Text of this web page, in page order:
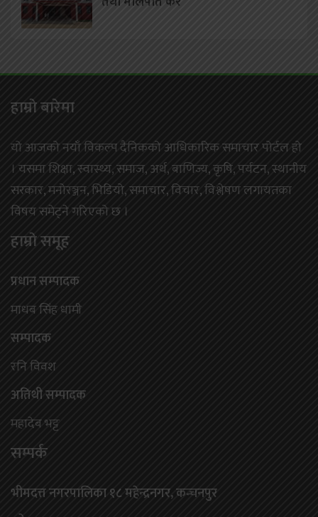
हाम्राे बारेमा
यो आजको नयाँ विकल्प दैनिकको आधिकारिक समाचार पोर्टल हो
। यसमा शिक्षा, स्वास्थ्य, समाज, अर्थ, बाणिज्य, कृषि, पर्यटन, स्थानीय
सरकार, मनोरञ्जन, भिडियो, समाचार, विचार, विश्लेषण लगायतका
विषय समेट्ने गरिएको छ ।
हाम्राे समूह
प्रधान सम्पादक
माधब सिंह धामी
सम्पादक
रनि विवश
अतिथी सम्पादक
महादेब भट्ट
सम्पर्क
भीमदत्त नगरपालिका १८ महेन्द्रनगर, कन्चनपुर